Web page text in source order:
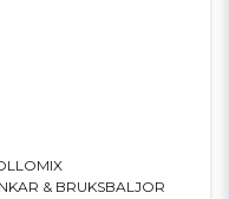
& BRUKSBALJOR